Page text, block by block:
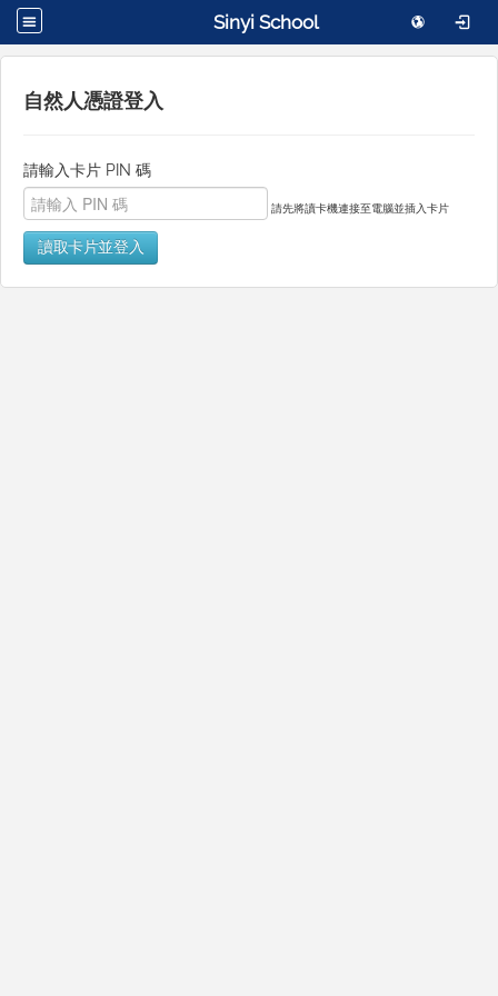
Sinyi School
自然人憑證登入
請輸入卡片 PIN 碼
請先將讀卡機連接至電腦並插入卡片
讀取卡片並登入